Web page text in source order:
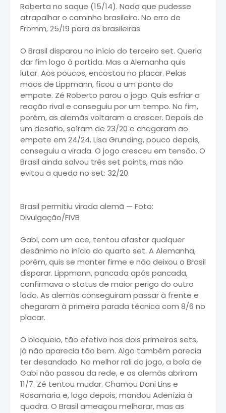
Roberta no saque (15/14). Nada que pudesse
atrapalhar o caminho brasileiro. No erro de
Fromm, 25/19 para as brasileiras.
O Brasil disparou no início do terceiro set. Queria
dar fim logo à partida. Mas a Alemanha quis
lutar. Aos poucos, encostou no placar. Pelas
mãos de Lippmann, ficou a um ponto do
empate. Zé Roberto parou o jogo. Quis esfriar a
reação rival e conseguiu por um tempo. No fim,
porém, as alemãs voltaram a crescer. Depois de
um desafio, saíram de 23/20 e chegaram ao
empate em 24/24. Lisa Grunding, pouco depois,
conseguiu a virada. O jogo cresceu em tensão. O
Brasil ainda salvou três set points, mas não
evitou a queda no set: 32/20.
Brasil permitiu virada alemã — Foto:
Divulgação/FIVB
Gabi, com um ace, tentou afastar qualquer
desânimo no início do quarto set. A Alemanha,
porém, quis se manter firme e não deixou o Brasil
disparar. Lippmann, pancada após pancada,
confirmava o status de maior perigo do outro
lado. As alemãs conseguiram passar à frente e
chegaram à primeira parada técnica com 8/6 no
placar.
O bloqueio, tão efetivo nos dois primeiros sets,
já não aparecia tão bem. Algo também parecia
ter desandado. No melhor rali do jogo, a bola de
Gabi não passou da rede, e as alemãs abriram
11/7. Zé tentou mudar. Chamou Dani Lins e
Rosamaria e, logo depois, mandou Adenízia à
quadra. O Brasil ameaçou melhorar, mas as